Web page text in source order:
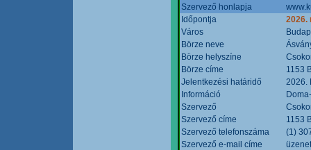
Szervező honlapja
Időpontja
2026.
Város
Börze neve
Börze helyszíne
Börze címe
1153
Jelentkezési határidő
2026.
Információ
Szervező
Szervező címe
1153
Szervező telefonszáma
(1)
Szervező e-mail címe